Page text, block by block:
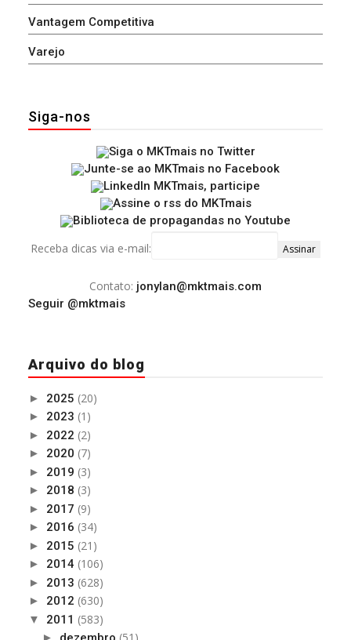
Vantagem Competitiva
Varejo
Siga-nos
Receba dicas via e-mail:
Contato: jonylan@mktmais.com
Seguir @mktmais
Arquivo do blog
► 2025 (20)
► 2023 (1)
► 2022 (2)
► 2020 (7)
► 2019 (3)
► 2018 (3)
► 2017 (9)
► 2016 (34)
► 2015 (21)
► 2014 (106)
► 2013 (628)
► 2012 (630)
▼ 2011 (583)